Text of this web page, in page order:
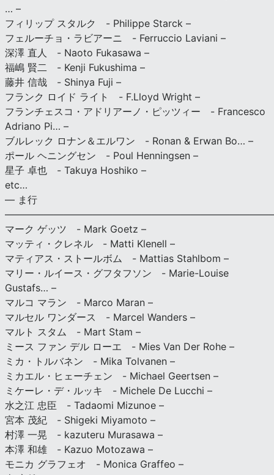
… –
フィリップ スタルク - Philippe Starck –
フェルーチョ・ラビアーニ - Ferruccio Laviani –
深澤 直人 - Naoto Fukasawa –
福嶋 賢二 - Kenji Fukushima –
藤井 信哉 - Shinya Fuji –
フランク ロイド ライト - F.Lloyd Wright –
フランチェスコ・アドリアーノ・ピッツィー - Francesco
Adriano Pi… –
ブルレック ロナン＆エルワン - Ronan & Erwan Bo… –
ポール ヘニングセン - Poul Henningsen –
星子 卓也 - Takuya Hoshiko –
etc…
— ま行
マーク ゲッツ - Mark Goetz –
マッティ・クレネル - Matti Klenell –
マティアス・ストールボム - Mattias Stahlbom –
マリー・ルイース・グフタフソン - Marie-Louise
Gustafs… –
マルコ マラン - Marco Maran –
マルセル ワンダース - Marcel Wanders –
マルト スタム - Mart Stam –
ミース ファン デル ローエ - Mies Van Der Rohe –
ミカ・トルバネン - Mika Tolvanen –
ミカエル・ヒェーチェン - Michael Geertsen –
ミケーレ・デ・ルッキ - Michele De Lucchi –
水之江 忠臣 - Tadaomi Mizunoe –
宮本 茂紀 - Shigeki Miyamoto –
村澤 一晃 - kazuteru Murasawa –
本澤 和雄 - Kazuo Motozawa –
モニカ グラフェオ - Monica Graffeo –